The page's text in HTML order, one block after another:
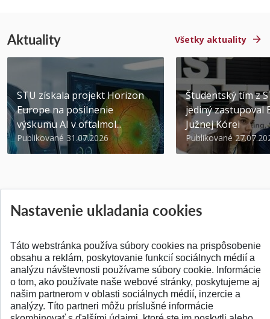
Aktuality Všetky aktuality
STU získala projekt Horizon
Europe na posilnenie
výskumu AI v oftalmol...
Publikované 31.07.2026
Študentský tím z
jediný zastupoval
Južnej Kórei
Publikované
Nastavenie ukladania cookies
Táto webstránka používa súbory cookies na prispôsobenie
obsahu a reklám, poskytovanie funkcií sociálnych médií a
analýzu návštevnosti používame súbory cookie. Informácie
o tom, ako používate naše webové stránky, poskytujeme aj
našim partnerom v oblasti sociálnych médií, inzercie a
analýzy. Títo partneri môžu príslušné informácie